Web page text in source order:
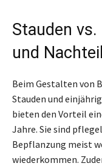
Stauden vs.
und
Beim Gestalten von
Stauden und
bieten den Vorteil
Jahre. Sie sind
Bepflanzung meist
wiederkommen.